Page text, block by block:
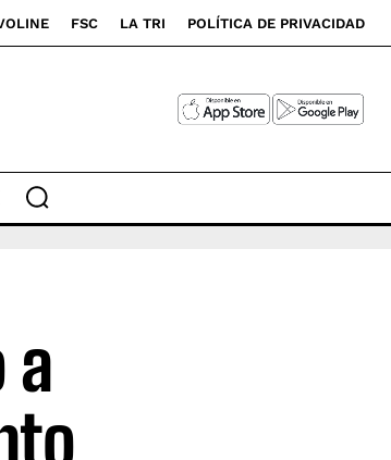
FSC LA TRI POLÍTICA DE PRIVACIDAD
a